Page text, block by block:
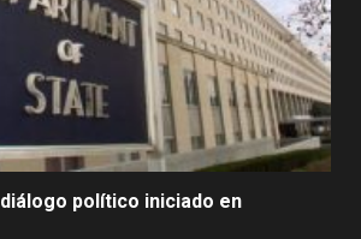
diálogo político iniciado en